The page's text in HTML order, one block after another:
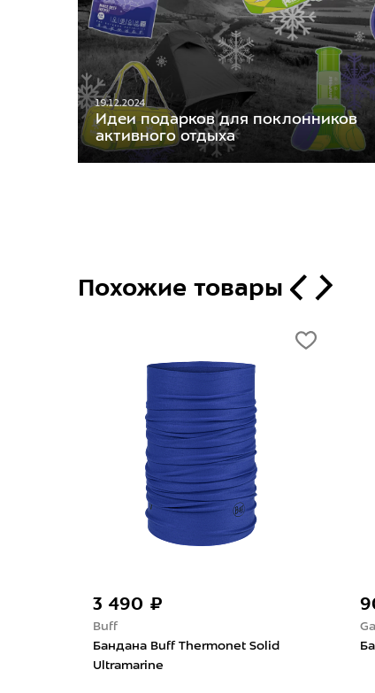
19.12.2024
Идеи подарков для поклонников
активного отдыха
Похожие товары
3 490 ₽
Buff
Бандана Buff Thermonet Solid
Ultramarine